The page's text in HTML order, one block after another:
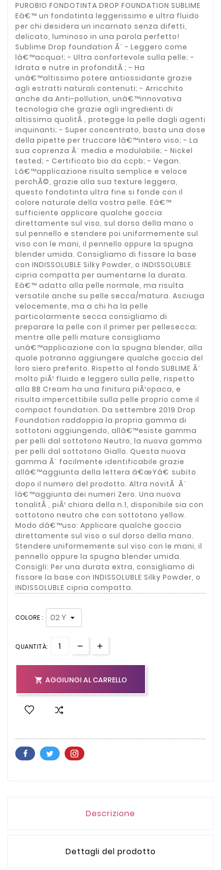
PUROBIO FONDOTINTA DROP FOUNDATION SUBLIME
Eâ€™ un fondotinta leggerissimo e ultra fluido
per chi desidera un incarnato senza difetti,
delicato, luminoso in una parola perfetto!
Sublime Drop foundation Ã¨ - Leggero come
lâ€™acqua!; - Ultra confortevole sulla pelle; -
Idrata e nutre in profonditÃ ; - Ha
unâ€™altissimo potere antiossidante grazie
agli estratti naturali contenuti; - Arricchito
anche da Anti-pollution, unâ€™innovativa
tecnologia che grazie agli ingredienti di
altissima qualitÃ , protegge la pelle dagli agenti
inquinanti; - Super concentrato, basta una dose
della pipette per truccare lâ€™intero viso; - La
sua coprenza Ã¨ media e modulabile; - Nickel
tested; - Certificato bio da ccpb; - Vegan.
Lâ€™applicazione risulta semplice e veloce
perchÃ©, grazie alla sua texture leggera,
questo fondotinta ultra fine si fonde con il
colore naturale della vostra pelle. Eâ€™
sufficiente applicare qualche goccia
direttamente sul viso, sul dorso della mano o
sul pennello e stendere poi uniformemente sul
viso con le mani, il pennello oppure la spugna
blender umida. Consigliamo di fissare la base
con INDISSOLUBLE Silky Powder, o INDISSOLUBLE
cipria compatta per aumentarne la durata.
Eâ€™ adatto alla pelle normale, ma risulta
versatile anche su pelle secca/matura. Asciuga
velocemente, ma a chi ha la pelle
particolarmente secca consigliamo di
preparare la pelle con il primer per pellesecca;
mentre alle pelli mature consigliamo
unâ€™applicazione con la spugna blender, alla
quale potranno aggiungere qualche goccia del
loro siero preferito. Rispetto al fondo SUBLIME Ã¨
molto piÃ¹ fluido e leggero sulla pelle, rispetto
alla BB Cream ha una finitura piÃ¹opaca, e
risulta impercettibile sulla pelle proprio come il
compact foundation. Da settembre 2019 Drop
Foundation raddoppia la propria gamma di
sottotoni aggiungendo, allâ€™esiste gamma
per pelli dal sottotono Neutro, la nuova gamma
per pelli dal sottotono Giallo. Questa nuova
gamma Ã¨ facilmente identificabile grazie
allâ€™aggiunta della lettera â€œYâ€ subito
dopo il numero del prodotto. Altra novitÃ Ã¨
lâ€™aggiunta dei numeri Zero. Una nuova
tonalitÃ , piÃ¹ chiara della n.1, disponibile sia con
sottotono neutro che con sottotono yellow.
Modo dâ€™uso: Applicare qualche goccia
direttamente sul viso o sul dorso della mano.
Stendere uniformemente sul viso con le mani, il
pennello oppure la spugna blender umida.
Consigli: Per una durata extra, consigliamo di
fissare la base con INDISSOLUBLE Silky Powder, o
INDISSOLUBLE cipria compatta.
COLORE :
QUANTITÀ:
 AGGIUNGI AL CARRELLO
Descrizione
Dettagli del prodotto